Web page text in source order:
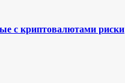
с криптовалютами риски